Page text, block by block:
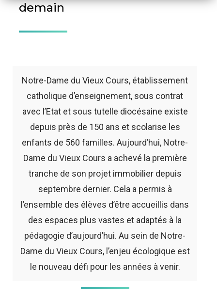
demain
Notre-Dame du Vieux Cours, établissement
catholique d’enseignement, sous contrat
avec l’Etat et sous tutelle diocésaine existe
depuis près de 150 ans et scolarise les
enfants de 560 familles. Aujourd’hui, Notre-
Dame du Vieux Cours a achevé la première
tranche de son projet immobilier depuis
septembre dernier. Cela a permis à
l’ensemble des élèves d’être accueillis dans
des espaces plus vastes et adaptés à la
pédagogie d’aujourd’hui. Au sein de Notre-
Dame du Vieux Cours, l’enjeu écologique est
le nouveau défi pour les années à venir.